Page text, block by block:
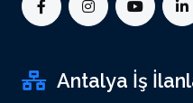
Antalya İş